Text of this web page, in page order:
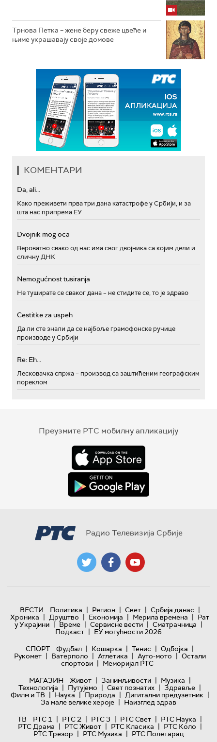
Трнова Петка – жене беру свеже цвеће и
њиме украшавају своје домове
КОМЕНТАРИ
Da, ali...
Како преживети прва три дана катастрофе у Србији, и за
шта нас припрема ЕУ
Dvojnik mog oca
Вероватно свако од нас има свог двојника са којим дели и
сличну ДНК
Nemogućnost tusiranja
Не туширате се сваког дана – не стидите се, то је здраво
Cestitke za uspeh
Да ли сте знали да се најбоље грамофонске ручице
производе у Србији
Re: Eh...
Лесковачка спржа – производ са заштићеним географским
пореклом
Преузмите РТС мобилну апликацију
Радио Телевизија Србије
ВЕСТИ Политика | Регион | Свет | Србија данас |
Хроника | Друштво | Економија | Мерила времена | Рат
у Украјини | Време | Сервисне вести | Сматрачница |
Подкаст | ЕУ могућности 2026
СПОРТ
Фудбал | Кошарка | Тенис | Одбојка |
Рукомет | Ватерполо | Атлетика | Ауто-мото | Остали
спортови | Меморијал РТС
МАГАЗИН
Живот | Занимљивости | Музика |
Технологијa | Путујемо | Свет познатих | Здравље |
Филм и ТВ | Наука | Природа | Дигитални предузетник |
За мале велике хероје | Наизглед здрав
ТВ
РТС 1 | РТС 2 | РТС 3 | РТС Свет | РТС Наука |
РТС Драма | РТС Живот | РТС Класика | РТС Коло |
РТС Трезор | РТС Музика | РТС Полетарац